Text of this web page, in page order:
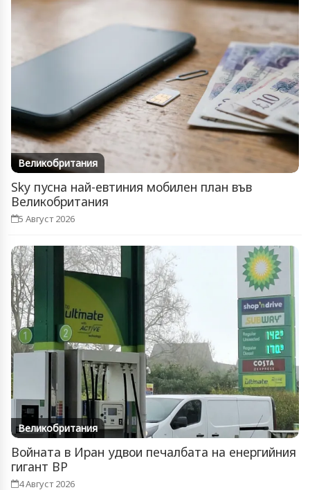
Великобритания
Sky пусна най-евтиния мобилен план във
Великобритания
5 Август 2026
Великобритания
Войната в Иран удвои печалбата на енергийния
гигант BP
4 Август 2026